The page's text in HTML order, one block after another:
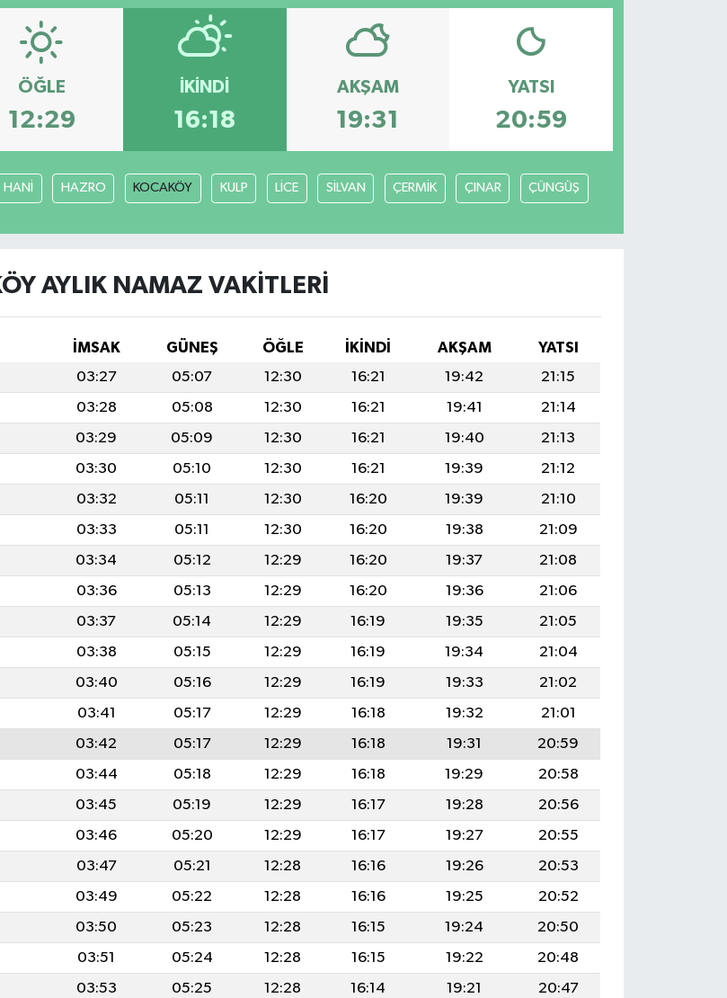
ÖĞLE
12:29
İKINDI
16:18
AKŞAM
19:31
YATSI
20:59
HANİ HAZRO KOCAKÖY KULP LİCE SİLVAN ÇERMİK ÇINAR ÇÜNGÜŞ
AYLIK NAMAZ VAKITLERI
İMSAK GÜNEŞ ÖĞLE İKINDI AKŞAM
YATSI
03:27 05:07 12:30 16:21 19:42
21:15
03:28 05:08 12:30 16:21 19:41
21:14
03:29 05:09 12:30 16:21 19:40
21:13
03:30 05:10 12:30 16:21 19:39
21:12
03:32 05:11 12:30 16:20 19:39
21:10
03:33 05:11 12:30 16:20 19:38
21:09
03:34 05:12 12:29 16:20 19:37
21:08
03:36 05:13 12:29 16:20 19:36
21:06
03:37 05:14 12:29 16:19 19:35
21:05
03:38 05:15 12:29 16:19 19:34
21:04
03:40 05:16 12:29 16:19 19:33
21:02
03:41 05:17 12:29 16:18 19:32
21:01
03:42 05:17 12:29 16:18 19:31
20:59
03:44 05:18 12:29 16:18 19:29
20:58
03:45 05:19 12:29 16:17 19:28
20:56
03:46 05:20 12:29 16:17 19:27
20:55
03:47 05:21 12:28 16:16 19:26
20:53
03:49 05:22 12:28 16:16 19:25
20:52
03:50 05:23 12:28 16:15 19:24
20:50
03:51 05:24 12:28 16:15 19:22
20:48
03:53 05:25 12:28 16:14 19:21
20:47